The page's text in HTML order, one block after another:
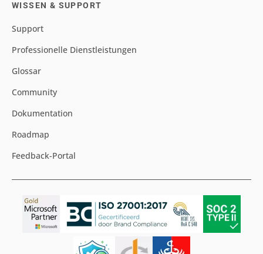
WISSEN & SUPPORT
Support
Professionelle Dienstleistungen
Glossar
Community
Dokumentation
Roadmap
Feedback-Portal